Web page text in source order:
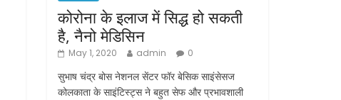
कोरोना के इलाज में सिद्ध हो सकती
है, नैनो मेडिसिन
May 1, 2020 admin 0
सुभाष चंद्र बोस नेशनल सेंटर फॉर बेसिक साइंसेसज
कोलकाता के साइंटिस्ट्स ने बहुत सेफ और प्रभावशाली